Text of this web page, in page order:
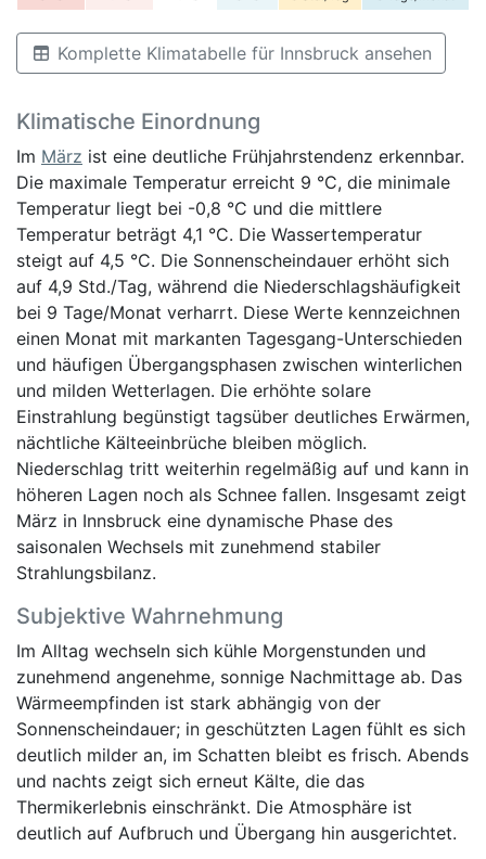
Komplette Klimatabelle für Innsbruck ansehen
Klimatische Einordnung
Im März ist eine deutliche Frühjahrstendenz erkennbar.
Die maximale Temperatur erreicht 9 °C, die minimale
Temperatur liegt bei -0,8 °C und die mittlere
Temperatur beträgt 4,1 °C. Die Wassertemperatur
steigt auf 4,5 °C. Die Sonnenscheindauer erhöht sich
auf 4,9 Std./Tag, während die Niederschlagshäufigkeit
bei 9 Tage/Monat verharrt. Diese Werte kennzeichnen
einen Monat mit markanten Tagesgang-Unterschieden
und häufigen Übergangsphasen zwischen winterlichen
und milden Wetterlagen. Die erhöhte solare
Einstrahlung begünstigt tagsüber deutliches Erwärmen,
nächtliche Kälteeinbrüche bleiben möglich.
Niederschlag tritt weiterhin regelmäßig auf und kann in
höheren Lagen noch als Schnee fallen. Insgesamt zeigt
März in Innsbruck eine dynamische Phase des
saisonalen Wechsels mit zunehmend stabiler
Strahlungsbilanz.
Subjektive Wahrnehmung
Im Alltag wechseln sich kühle Morgenstunden und
zunehmend angenehme, sonnige Nachmittage ab. Das
Wärmeempfinden ist stark abhängig von der
Sonnenscheindauer; in geschützten Lagen fühlt es sich
deutlich milder an, im Schatten bleibt es frisch. Abends
und nachts zeigt sich erneut Kälte, die das
Thermikerlebnis einschränkt. Die Atmosphäre ist
deutlich auf Aufbruch und Übergang hin ausgerichtet.